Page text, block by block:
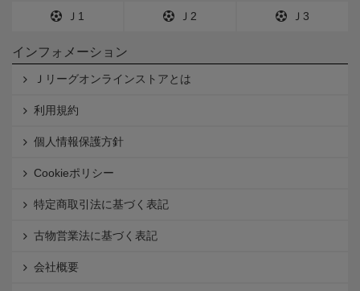
Ｊ1 Ｊ2 Ｊ3
インフォメーション
Ｊリーグオンラインストアとは
利用規約
個人情報保護方針
Cookieポリシー
特定商取引法に基づく表記
古物営業法に基づく表記
会社概要